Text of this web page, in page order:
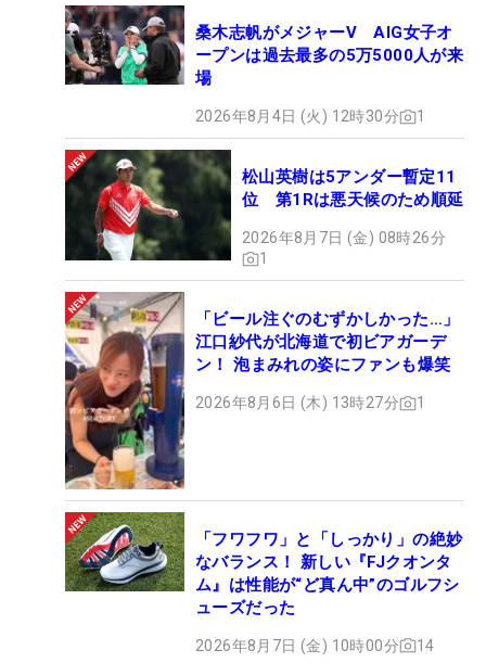
桑木志帆がメジャーV AIG女子オ
ープンは過去最多の5万5000人が来
場
2026年8月4日 (火) 12時30分 1
松山英樹は5アンダー暫定11
位 第1Rは悪天候のため順延
2026年8月7日 (金) 08時26分
1
「ビール注ぐのむずかしかった…」
江口紗代が北海道で初ビアガーデ
ン！ 泡まみれの姿にファンも爆笑
2026年8月6日 (木) 13時27分 1
「フワフワ」と「しっかり」の絶妙
なバランス！ 新しい『FJクオンタ
ム』は性能が“ど真ん中”のゴルフシ
ューズだった
2026年8月7日 (金) 10時00分 14